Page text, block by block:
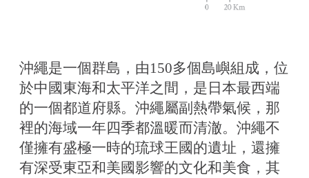
沖繩是一個群島，由150多個島嶼組成，位
於中國東海和太平洋之間，是日本最西端
的一個都道府縣。沖繩屬副熱帶氣候，那
裡的海域一年四季都溫暖而清澈。沖繩不
僅擁有盛極一時的琉球王國的遺址，還擁
有深受東亞和美國影響的文化和美食，其